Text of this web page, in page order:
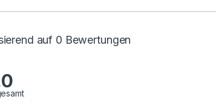
auf 0 Bewertungen